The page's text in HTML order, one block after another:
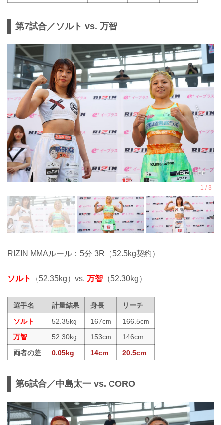
第7試合／ソルト vs. 万智
RIZIN MMAルール：5分 3R（52.5kg契約）
ソルト （52.35kg）vs. 万智 （52.30kg）
選手名 計量結果 身長
リーチ
ソルト
52.35kg 167cm
166.5cm
万智
52.30kg 153cm
146cm
両者の差
0.05kg 14cm 20.5cm
第6試合／中島太一 vs. CORO